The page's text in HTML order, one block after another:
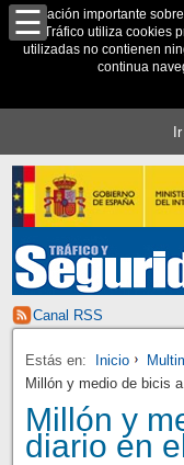
Información importante
de Tráfico utiliza cookies
utilizadas no contienen
continua
Canal RSS
Estás en: Inicio
Millón y medio de bicis
Millón y
diario en